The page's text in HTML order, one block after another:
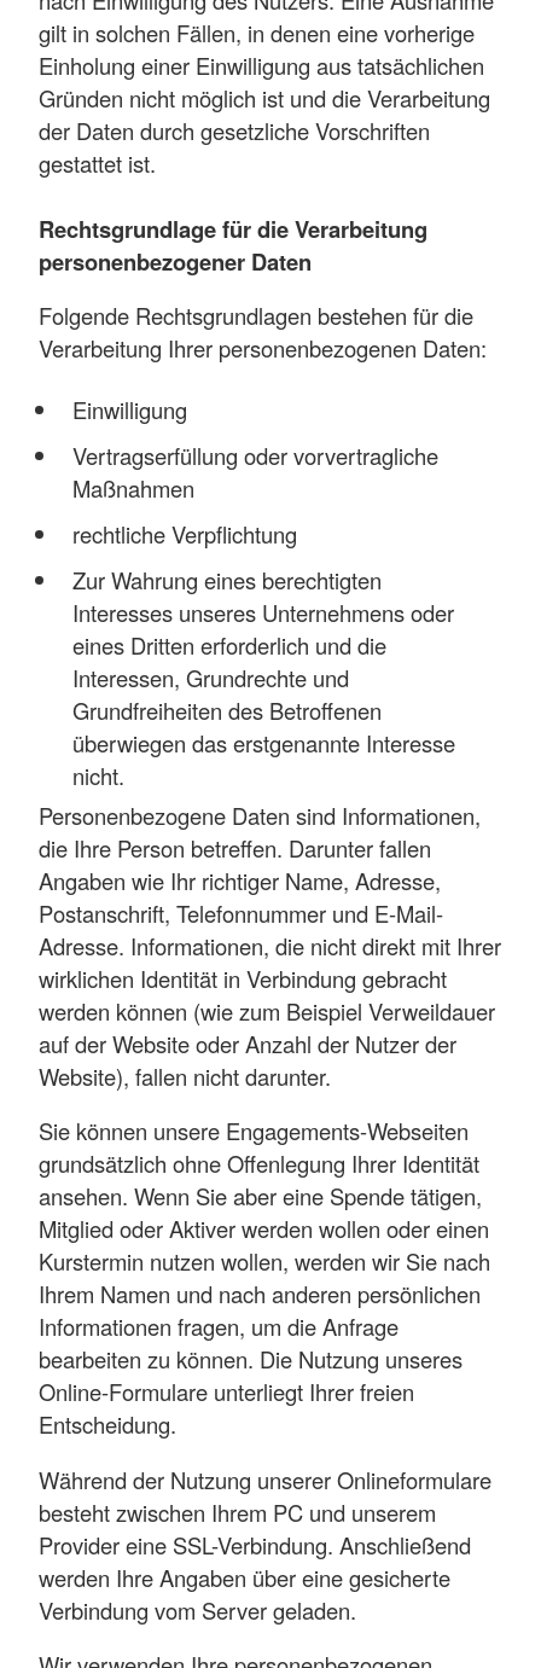
gilt in solchen Fällen, in denen eine vorherige
Einholung einer Einwilligung aus tatsächlichen
Gründen nicht möglich ist und die Verarbeitung
der Daten durch gesetzliche Vorschriften
gestattet ist.
Rechtsgrundlage für die Verarbeitung
personenbezogener Daten
Folgende Rechtsgrundlagen bestehen für die
Verarbeitung Ihrer personenbezogenen Daten:
Einwilligung
Vertragserfüllung oder vorvertragliche
Maßnahmen
rechtliche Verpflichtung
Zur Wahrung eines berechtigten
Interesses unseres Unternehmens oder
eines Dritten erforderlich und die
Interessen, Grundrechte und
Grundfreiheiten des Betroffenen
überwiegen das erstgenannte Interesse
nicht.
Personenbezogene Daten sind Informationen,
die Ihre Person betreffen. Darunter fallen
Angaben wie Ihr richtiger Name, Adresse,
Postanschrift, Telefonnummer und E-Mail-
Adresse. Informationen, die nicht direkt mit Ihrer
wirklichen Identität in Verbindung gebracht
werden können (wie zum Beispiel Verweildauer
auf der Website oder Anzahl der Nutzer der
Website), fallen nicht darunter.
Sie können unsere Engagements-Webseiten
grundsätzlich ohne Offenlegung Ihrer Identität
ansehen. Wenn Sie aber eine Spende tätigen,
Mitglied oder Aktiver werden wollen oder einen
Kurstermin nutzen wollen, werden wir Sie nach
Ihrem Namen und nach anderen persönlichen
Informationen fragen, um die Anfrage
bearbeiten zu können. Die Nutzung unseres
Online-Formulare unterliegt Ihrer freien
Entscheidung.
Während der Nutzung unserer Onlineformulare
besteht zwischen Ihrem PC und unserem
Provider eine SSL-Verbindung. Anschließend
werden Ihre Angaben über eine gesicherte
Verbindung vom Server geladen.